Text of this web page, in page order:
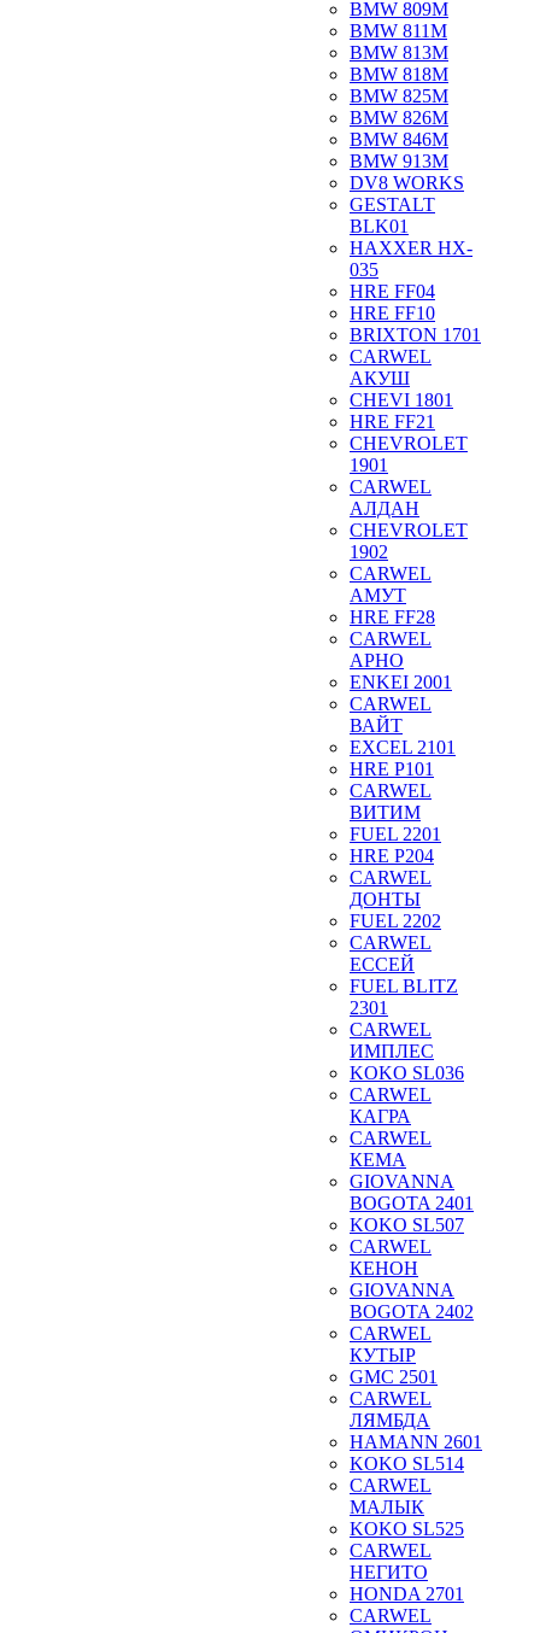
BMW 809M
BMW 811M
BMW 813M
BMW 818M
BMW 825M
BMW 826M
BMW 846M
BMW 913M
DV8 WORKS
GESTALT
BLK01
HAXXER HX-
035
HRE FF04
HRE FF10
BRIXTON 1701
CARWEL
АКУШ
CHEVI 1801
HRE FF21
CHEVROLET
1901
CARWEL
АЛДАН
CHEVROLET
1902
CARWEL
АМУТ
HRE FF28
CARWEL
АРНО
ENKEI 2001
CARWEL
ВАЙТ
EXCEL 2101
HRE P101
CARWEL
ВИТИМ
FUEL 2201
HRE P204
CARWEL
ДОНТЫ
FUEL 2202
CARWEL
ЕССЕЙ
FUEL BLITZ
2301
CARWEL
ИМПЛЕС
KOKO SL036
CARWEL
КАГРА
CARWEL
КЕМА
GIOVANNA
BOGOTA 2401
KOKO SL507
CARWEL
КЕНОН
GIOVANNA
BOGOTA 2402
CARWEL
КУТЫР
GMC 2501
CARWEL
ЛЯМБДА
HAMANN 2601
KOKO SL514
CARWEL
МАЛЫК
KOKO SL525
CARWEL
НЕГИТО
HONDA 2701
CARWEL